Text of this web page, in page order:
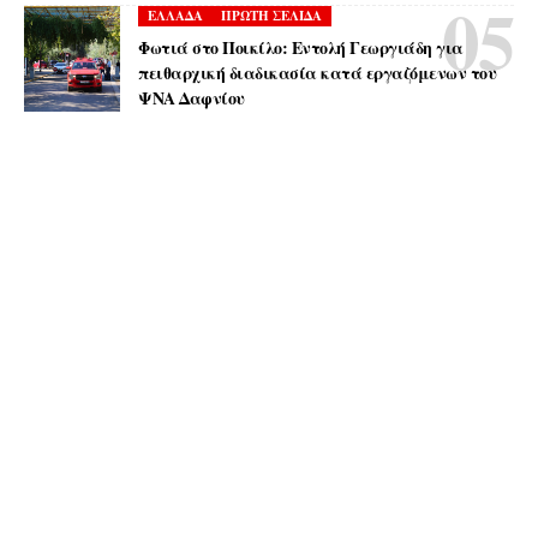
ΕΛΛΑΔΑ ΠΡΩΤΗ ΣΕΛΙΔΑ
Φωτιά στο Ποικίλο: Εντολή Γεωργιάδη για
πειθαρχική διαδικασία κατά εργαζόμενων του
ΨΝΑ Δαφνίου